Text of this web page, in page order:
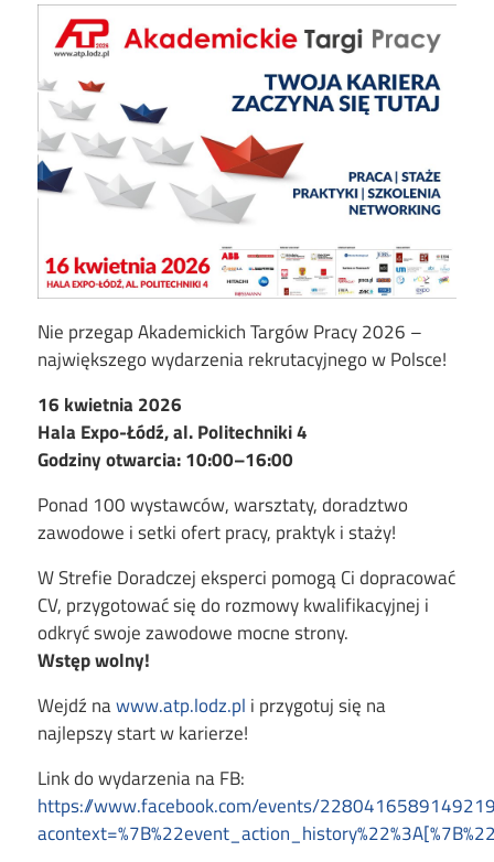
Image
Nie przegap Akademickich Targów Pracy 2026 –
największego wydarzenia rekrutacyjnego w Polsce!
16 kwietnia 2026
Hala Expo-Łódź, al. Politechniki 4
Godziny otwarcia: 10:00–16:00
Ponad 100 wystawców, warsztaty, doradztwo
zawodowe i setki ofert pracy, praktyk i staży!
W Strefie Doradczej eksperci pomogą Ci dopracować
CV, przygotować się do rozmowy kwalifikacyjnej i
odkryć swoje zawodowe mocne strony.
Wstęp wolny!
Wejdź nawww.atp.lodz.pl i przygotuj się na
najlepszy start w karierze!
Link do wydarzenia na FB:
https://www.facebook.com/events/